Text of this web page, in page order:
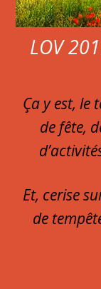
LOV
Ça y est, le
de fête,
Et, cerise
de